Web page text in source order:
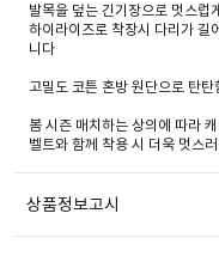
발목을 덮는 긴기장으로 멋스럽
하이라이즈로 착장시 다리가 길
니다
고밀도 코튼 혼방 원단으로 탄
봄 시즌 매치하는 상의에 따라
벨트와 함께 착용 시 더욱 멋스
상품정보고시